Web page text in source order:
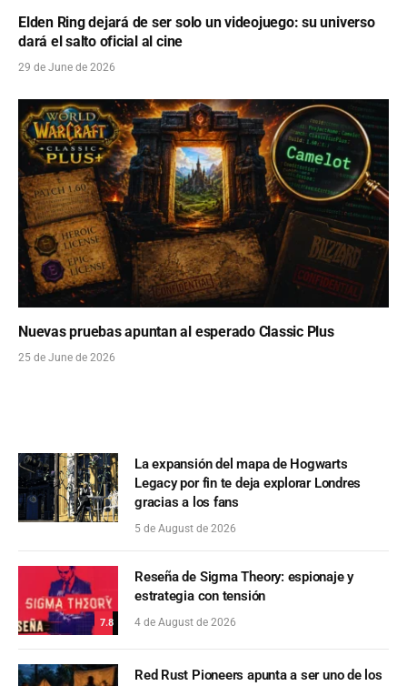
Elden Ring dejará de ser solo un videojuego: su universo
dará el salto oficial al cine
29 de June de 2026
Nuevas pruebas apuntan al esperado Classic Plus
25 de June de 2026
La expansión del mapa de Hogwarts
Legacy por fin te deja explorar Londres
gracias a los fans
5 de August de 2026
7.8
Reseña de Sigma Theory: espionaje y
estrategia con tensión
4 de August de 2026
Red Rust Pioneers apunta a ser uno de los